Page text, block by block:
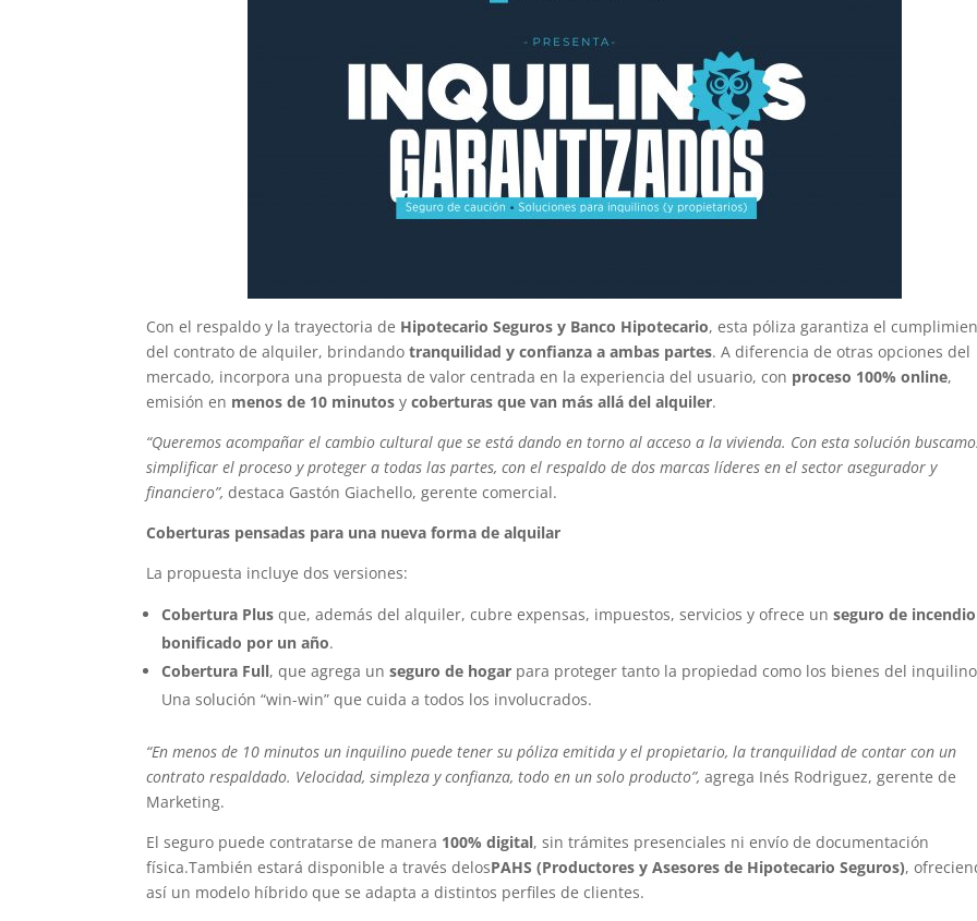
Con el respaldo y la trayectoria de Hipotecario Seguros y Banco Hipotecario, esta póliza garantiza el
del contrato de alquiler, brindandotranquilidad y confianza a ambas partes. A diferencia de otras opciones del
mercado, incorpora una propuesta de valor centrada en la experiencia del usuario, con proceso 100% online,
emisión en menos de 10 minutos ycoberturas que van más allá del alquiler.
“Queremos acompañar el cambio cultural que se está dando en torno al acceso a la vivienda. Con esta solución
simplificar el proceso y proteger a todas las partes, con el respaldo de dos marcas líderes en el sector asegurador y
financiero”, destaca Gastón Giachello, gerente comercial.
Coberturas pensadas para una nueva forma de alquilar
La propuesta incluye dos versiones:
Cobertura Plus que, además del alquiler, cubre expensas, impuestos, servicios y ofrece unseguro de incendio
bonificado por un año.
Cobertura Full, que agrega unseguro de hogar para proteger tanto la propiedad como los bienes del
Una solución “win-win” que cuida a todos los involucrados.
“En menos de 10 minutos un inquilino puede tener su póliza emitida y el propietario, la tranquilidad de contar con un
contrato respaldado. Velocidad, simpleza y confianza, todo en un solo producto”, agrega Inés Rodriguez, gerente de
Marketing.
El seguro puede contratarse de manera 100% digital, sin trámites presenciales ni envío de documentación
física.También estará disponible a través delosPAHS (Productores y Asesores de Hipotecario Seguros),
así un modelo híbrido que se adapta a distintos perfiles de clientes.